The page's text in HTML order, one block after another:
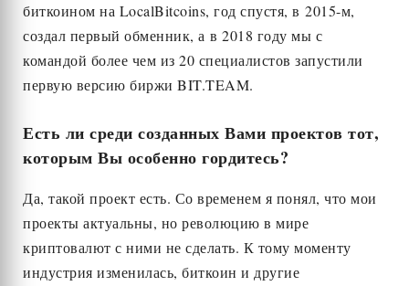
биткоином на LocalBitcoins, год спустя, в 2015-м,
создал первый обменник, а в 2018 году мы с
командой более чем из 20 специалистов запустили
первую версию биржи BIT.TEAM.
Есть ли среди созданных Вами проектов тот,
которым Вы особенно гордитесь?
Да, такой проект есть. Со временем я понял, что мои
проекты актуальны, но революцию в мире
криптовалют с ними не сделать. К тому моменту
индустрия изменилась, биткоин и другие